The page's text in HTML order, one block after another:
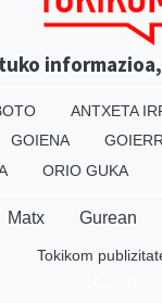
ANTXETA
GOIENA
ORIO GUKA
Matx Gurean
Tokikom